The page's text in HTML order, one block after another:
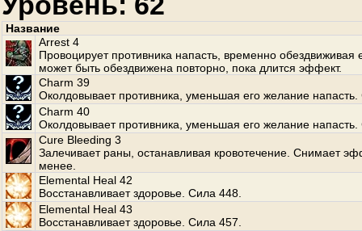
Название
Arrest 4
Провоцирует противника напасть, временно обездвиживая
может быть обездвижена повторно, пока длится эффект.
Charm 39
Околдовывает противника, уменьшая его желание
Charm 40
Околдовывает противника, уменьшая его желание
Cure Bleeding 3
Залечивает раны, останавливая кровотечение. Снимает
менее.
Elemental Heal 42
Восстанавливает здоровье. Сила 448.
Elemental Heal 43
Восстанавливает здоровье. Сила 457.